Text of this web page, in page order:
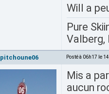
Will a
Pure
Valberg,
pitchoune06 Posté à 06h17 le
Mis a
aucun